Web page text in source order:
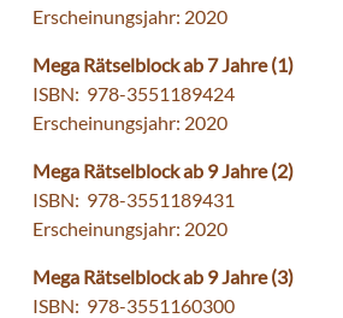
Erscheinungsjahr: 2020
Mega Rätselblock ab 7 Jahre (1)
ISBN: ‎ 978-3551189424
Erscheinungsjahr: 2020
Mega Rätselblock ab 9 Jahre (2)
ISBN: ‎ 978-3551189431
Erscheinungsjahr: 2020
Mega Rätselblock ab 9 Jahre (3)
ISBN: ‎ 978-3551160300